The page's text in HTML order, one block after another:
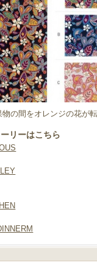
の間をオレンジの花が
リーはこちら